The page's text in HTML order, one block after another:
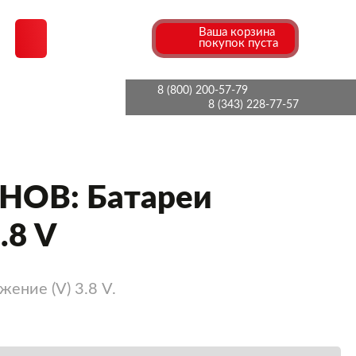
Ваша корзина
покупок пуста
8 (800) 200-57-79
8 (343) 228-77-57
Батареи
V
(V) 3.8 V.